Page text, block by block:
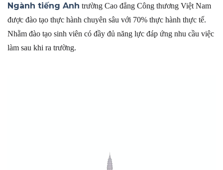
Ngành tiếng Anh trường Cao đẳng Công thương Việt Nam
được đào tạo thực hành chuyên sâu với 70% thực hành thực tế.
Nhằm đào tạo sinh viên có đầy đủ năng lực đáp ứng nhu cầu việc
làm sau khi ra trường.